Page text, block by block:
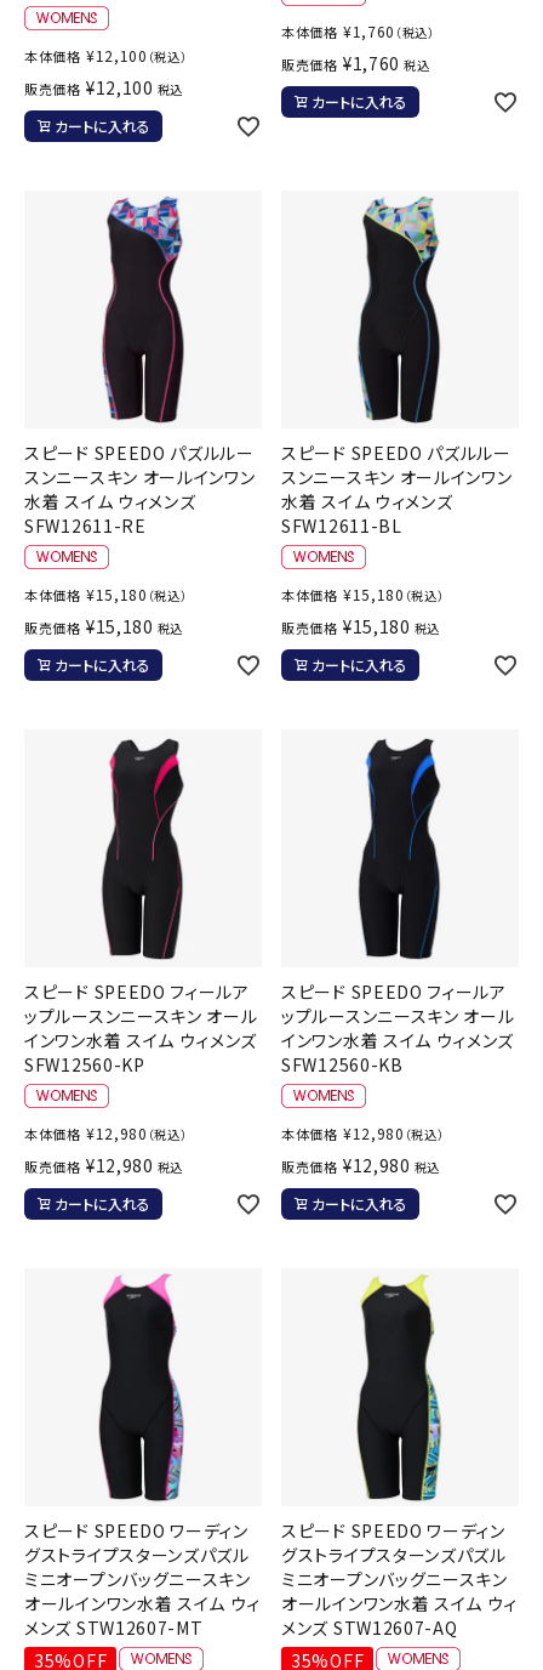
本体価格 ¥12,100 （税込）
販売価格 ¥12,100 税込
カートに入れる
本体価格 ¥1,760 （税込）
販売価格 ¥1,760 税込
カートに入れる
スピード SPEEDO パズルルー
スンニースキン オールインワン
水着 スイム ウィメンズ
SFW12611-RE
本体価格 ¥15,180 （税込）
販売価格 ¥15,180 税込
カートに入れる
スピード SPEEDO パズルルー
スンニースキン オールインワン
水着 スイム ウィメンズ
SFW12611-BL
本体価格 ¥15,180 （税込）
販売価格 ¥15,180 税込
カートに入れる
スピード SPEEDO フィールア
ップルースンニースキン オール
インワン水着 スイム ウィメンズ
SFW12560-KP
本体価格 ¥12,980 （税込）
販売価格 ¥12,980 税込
カートに入れる
スピード SPEEDO フィールア
ップルースンニースキン オール
インワン水着 スイム ウィメンズ
SFW12560-KB
本体価格 ¥12,980 （税込）
販売価格 ¥12,980 税込
カートに入れる
スピード SPEEDO ワーディン
グストライプスターンズパズル
ミニオープンバッグニースキン
オールインワン水着 スイム ウィ
メンズ STW12607-MT
35%OFF
スピード SPEEDO ワーディン
グストライプスターンズパズル
ミニオープンバッグニースキン
オールインワン水着 スイム ウィ
メンズ STW12607-AQ
35%OFF